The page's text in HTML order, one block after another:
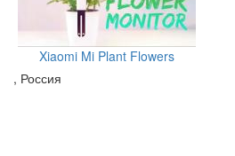
Xiaomi Mi Plant Flowers
, Россия